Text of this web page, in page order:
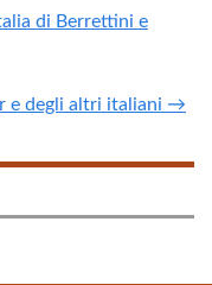
di Berrettini e
e degli altri italiani →